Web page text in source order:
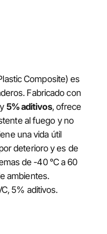
Composite) es
Fabricado con
5% aditivos, ofrece
al fuego y no
una vida útil
deterioro y es de
de -40 °C a 60
ambientes.
5% aditivos.